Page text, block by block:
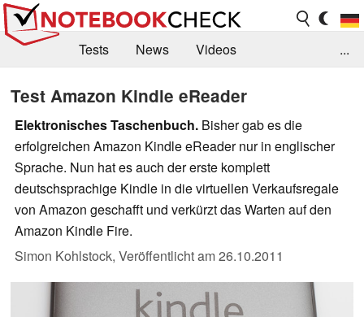
Tests News
Videos
Kaufberatung
Deals Suche
Jobs
Forum
...
Test Amazon Kindle eReader
Elektronisches Taschenbuch. Bisher gab es die
erfolgreichen Amazon Kindle eReader nur in englischer
Sprache. Nun hat es auch der erste komplett
deutschsprachige Kindle in die virtuellen Verkaufsregale
von Amazon geschafft und verkürzt das Warten auf den
Amazon Kindle Fire.
Simon Kohlstock, Veröffentlicht am26.10.2011